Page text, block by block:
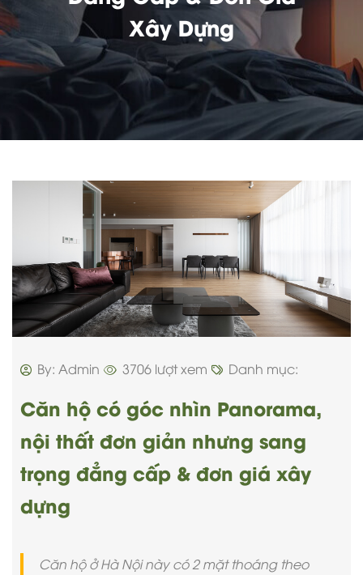
Xây Dựng
By: Admin 3706 lượt xem Danh mục:
Căn hộ có góc nhìn Panorama,
nội thất đơn giản nhưng sang
trọng đẳng cấp & đơn giá xây
dựng
Căn hộ ở Hà Nội này có 2 mặt thoáng theo